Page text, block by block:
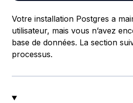
Votre installation Postgres a
utilisateur, mais vous n’avez
base de données. La section
processus.